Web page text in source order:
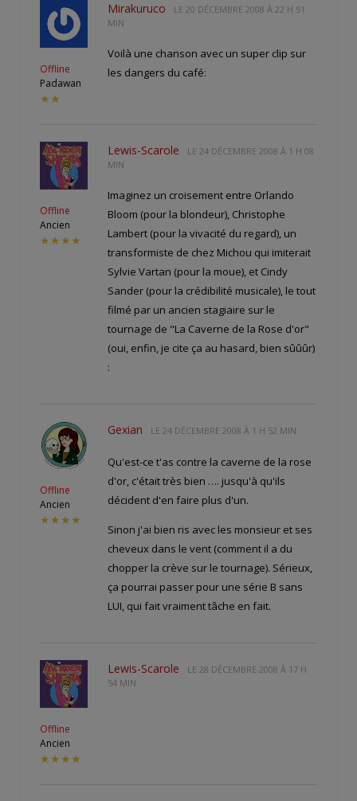
Offline
Padawan
★★
Mirakuruco LE 20 DÉCEMBRE 2008 À 22 H 51
MIN
Voilà une chanson avec un super clip sur
les dangers du café:
Offline
Ancien
★★★★
Lewis-Scarole LE 24 DÉCEMBRE 2008 À 1 H 08
MIN
Imaginez un croisement entre Orlando
Bloom (pour la blondeur), Christophe
Lambert (pour la vivacité du regard), un
transformiste de chez Michou qui imiterait
Sylvie Vartan (pour la moue), et Cindy
Sander (pour la crédibilité musicale), le tout
filmé par un ancien stagiaire sur le
tournage de "La Caverne de la Rose d'or"
(oui, enfin, je cite ça au hasard, bien sûûûr)
:
Offline
Ancien
★★★★
Gexian LE 24 DÉCEMBRE 2008 À 1 H 52 MIN
Qu'est-ce t'as contre la caverne de la rose
d'or, c'était très bien …. jusqu'à qu'ils
décident d'en faire plus d'un.
Sinon j'ai bien ris avec les monsieur et ses
cheveux dans le vent (comment il a du
chopper la crève sur le tournage). Sérieux,
ça pourrai passer pour une série B sans
LUI, qui fait vraiment tâche en fait.
Offline
Ancien
★★★★
Lewis-Scarole LE 28 DÉCEMBRE 2008 À 17 H
54 MIN